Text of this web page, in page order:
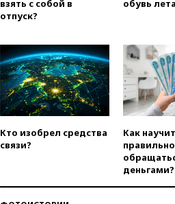
взять с собой в
отпуск?
обувь
Кто изобрел средства
связи?
Как
правильно
деньгами?